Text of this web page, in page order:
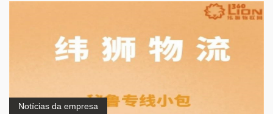
Notícias da empresa